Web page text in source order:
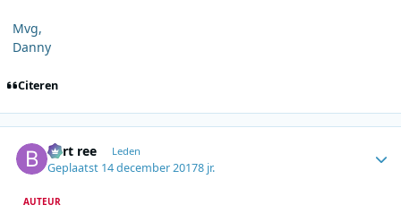
Mvg,
Danny
Citeren
bert ree Leden
Geplaatst 14 december 20178 jr.
AUTEUR